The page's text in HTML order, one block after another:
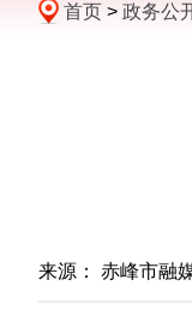
首页 > 政务公
来源： 赤峰市